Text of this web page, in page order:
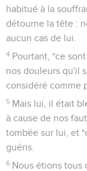
habitué à la
détourne la tête :
aucun cas de lui.
4 Pourtant, *ce
nos douleurs qu'il
considéré comme
5 Mais lui, il était
à cause de nos
tombée sur lui, et
guéris.
6 Nous étions tous